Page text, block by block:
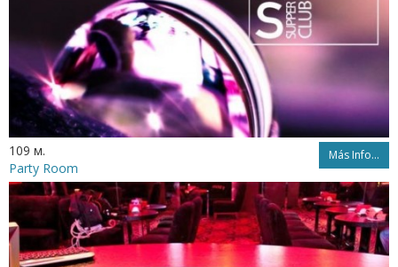
109 м. Más Info...
Party Room